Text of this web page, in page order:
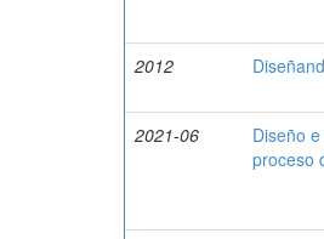
2012
2021-06
Diseño
proceso